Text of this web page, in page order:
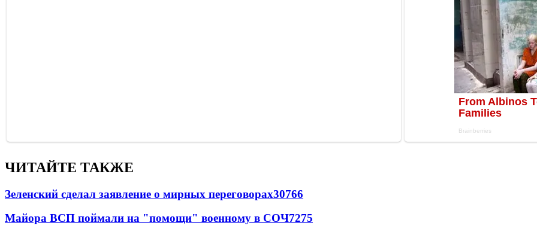
ЧИТАЙТЕ ТАКЖЕ
Зеленский сделал заявление о мирных переговорах30766
Майора ВСП поймали на "помощи" военному в СОЧ7275